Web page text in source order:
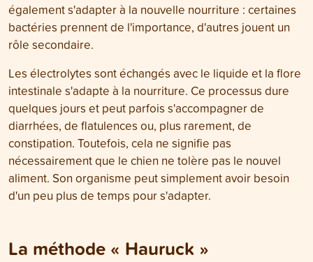
également s'adapter à la nouvelle nourriture : certaines
bactéries prennent de l'importance, d'autres jouent un
rôle secondaire.
Les électrolytes sont échangés avec le liquide et la flore
intestinale s'adapte à la nourriture. Ce processus dure
quelques jours et peut parfois s'accompagner de
diarrhées, de flatulences ou, plus rarement, de
constipation. Toutefois, cela ne signifie pas
nécessairement que le chien ne tolère pas le nouvel
aliment. Son organisme peut simplement avoir besoin
d'un peu plus de temps pour s'adapter.
La méthode « Hauruck »